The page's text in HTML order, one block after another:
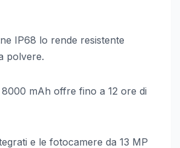
IP68 lo rende resistente
polvere.
8000 mAh offre fino a 12 ore di
e le fotocamere da 13 MP